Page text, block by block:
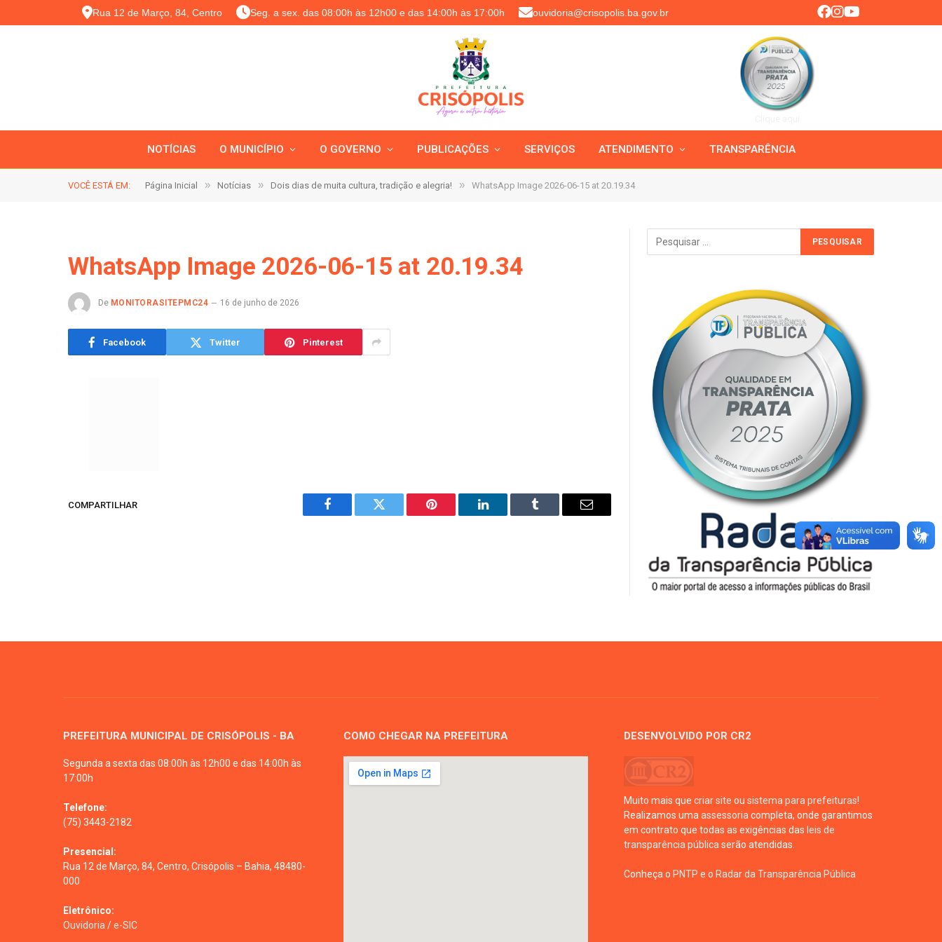
Rua 12 de Março, 84, Centro Seg. a sex. das 08:00h às 12h00 e das 14:00h às 17:00h ouvidoria@crisopolis.ba.gov.br
NOTÍCIAS O MUNICÍPIO O GOVERNO PUBLICAÇÕES SERVIÇOS ATENDIMENTO TRANSPARÊNCIA
VOCÊ ESTÁ EM: Página Inicial » Notícias » Dois dias de muita cultura, tradição e alegria! » WhatsApp Image 2026-06-15 at 20.19.34
WhatsApp Image 2026-06-15 at 20.19.34
De MONITORASITEPMC24 16 de junho de 2026
Facebook Twitter Pinterest
COMPARTILHAR
Facebook Twitter Pinterest LinkedIn Tumblr Email
PREFEITURA MUNICIPAL DE CRISÓPOLIS - BA
Segunda a sexta das 08:00h às 12h00 e das 14:00h às
17:00h
Telefone:
(75) 3443-2182
Presencial:
Rua 12 de Março, 84, Centro, Crisópolis – Bahia, 48480-
000
Eletrônico:
Ouvidoria /e-SIC
COMO CHEGAR NA PREFEITURA DESENVOLVIDO POR CR2
Muito mais que criar site ou sistema para prefeituras!
Realizamos uma assessoria completa, onde garantimos
em contrato que todas as exigências das leis de
transparência pública serão atendidas.
Conheça o PNTP e o Radar da Transparência Pública